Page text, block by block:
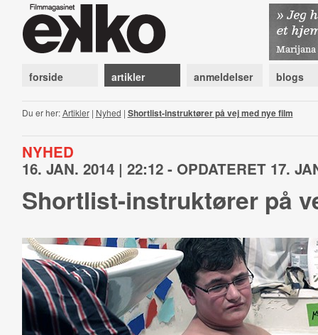
forside artikler anmeldelser blogs
Du er her:Artikler| Nyhed | Shortlist-instruktører på vej med nye film
NYHED
16. JAN. 2014 | 22:12 - OPDATERET 17.
Shortlist-instruktører på